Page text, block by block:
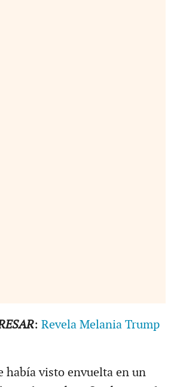
: Revela Melania Trump
había visto envuelta en un